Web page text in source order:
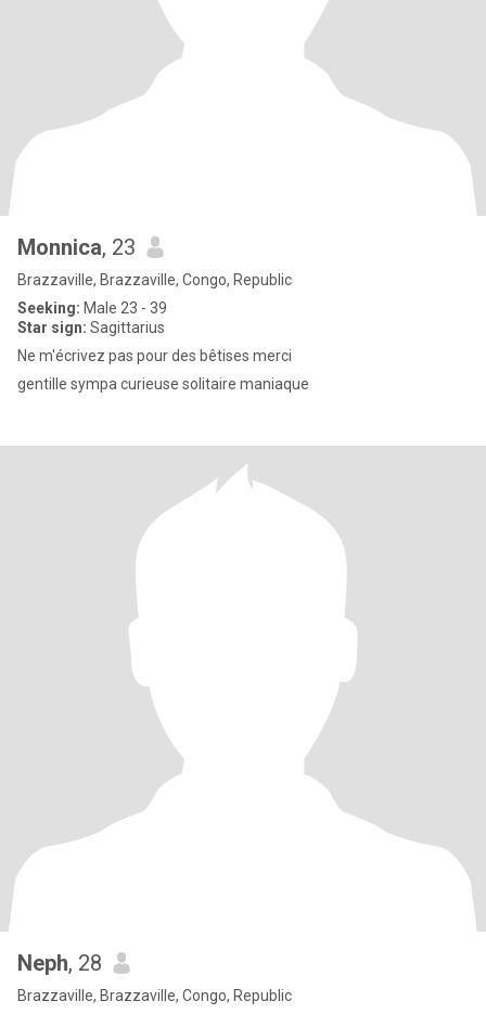
Monnica, 23
Brazzaville, Brazzaville, Congo, Republic
Seeking: Male 23 - 39
Star sign: Sagittarius
Ne m'écrivez pas pour des bêtises merci
gentille sympa curieuse solitaire maniaque
Neph, 28
Brazzaville, Brazzaville, Congo, Republic